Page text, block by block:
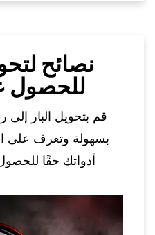
نصائح
للحصول
قم بتحويل البار
بسهولة وتعرف على
أدواتك حقًا